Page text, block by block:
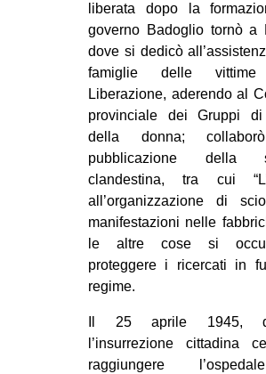
REPRESSIONE
STUDENTI
CULTURE
ARTE
CINEMA
MANIFESTI
MUSICA
INTERNAZIONALE
AMERICHE
ESTREMO ORIENTE
liberata dopo la
governo Badoglio tornò a
dove si dedicò
famiglie delle
Liberazione, aderendo al
provinciale dei Gruppi
della donna;
pubblicazione della
clandestina, tra cui
all’organizzazione di
manifestazioni nelle
le altre cose si
proteggere i ricercati in
regime.
Il 25 aprile 1945,
l’insurrezione cittadina
raggiungere